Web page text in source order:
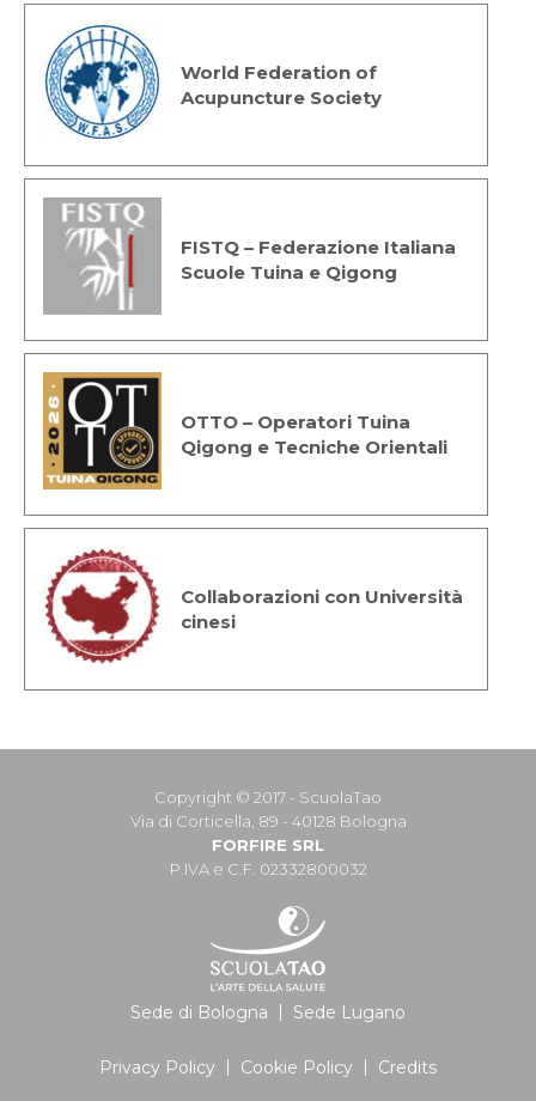
World Federation of
Acupuncture Society
FISTQ – Federazione Italiana
Scuole Tuina e Qigong
OTTO – Operatori Tuina
Qigong e Tecniche Orientali
Collaborazioni con Università
cinesi
Copyright © 2017 - ScuolaTao
Via di Corticella, 89 - 40128 Bologna
FORFIRE SRL
P.IVA e C.F. 02332800032
Sede di Bologna Sede Lugano
Privacy Policy Cookie Policy Credits